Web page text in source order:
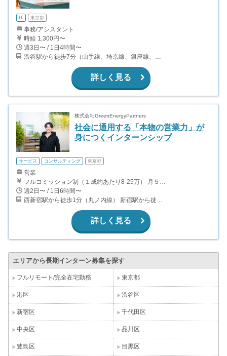
IT 東京都
事務/アシスタント
時給 1,300円〜
週3日〜 / 1日4時間〜
渋谷駅から徒歩7分（山手線、埼京線、銀座線、半蔵門線、ほか）
詳しく見る
株式会社GreenEnergyPartners
社会に通用する「本物の営業力」が
身につくインターンシップ
サービス コンサルティング 東京都
営業
フルコミッション制（１成約あたり8-25万） 月５０万以上稼ぐインターン生も多数います！ ■収入例 ○入社１ヶ月目（明治大学2年生） 役職：アポインター 月間１契約×８万円＝８万円 ＋交通費 ○入社３ヶ月目（東京大学２年生） 役職：アポインター（ランク：ブロンズ） 月間３契約×10万円＝30万円 ＋交通費 ○入社６ヶ月目（早稲田大学３年生） 役職：アポインター（ランク：シルバー） 月間５契約×12万円＝60万円 ＋交通費 ○入社15ヶ月目（慶応大学３年生） 役職：クローザー 月間３契約×25万＝75万円 ＋交通費
週2日〜 / 1日6時間〜
西新宿駅から徒歩1分（丸ノ内線） 新宿駅から徒歩9分（山手線、埼京線、中央線、湘南新宿ライン、ほか） 都庁前駅から徒歩6分(都営大江戸線)
詳しく見る
エリアから長期インターン募集を探す
フルリモート/完全在宅勤務 東京都
港区 渋谷区
新宿区 千代田区
中央区 品川区
豊島区 目黒区